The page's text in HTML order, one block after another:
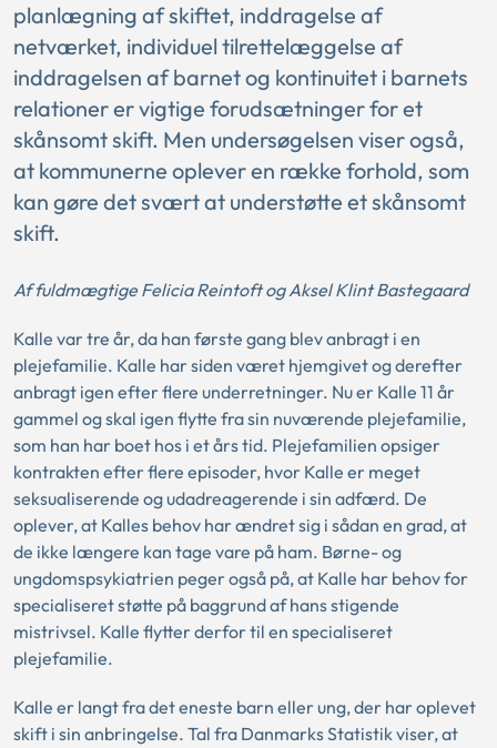
planlægning af skiftet, inddragelse af
netværket, individuel tilrettelæggelse af
inddragelsen af barnet og kontinuitet i barnets
relationer er vigtige forudsætninger for et
skånsomt skift. Men undersøgelsen viser også,
at kommunerne oplever en række forhold, som
kan gøre det svært at understøtte et skånsomt
skift.
Af fuldmægtige Felicia Reintoft og Aksel Klint Bastegaard
Kalle var tre år, da han første gang blev anbragt i en
plejefamilie. Kalle har siden været hjemgivet og derefter
anbragt igen efter flere underretninger. Nu er Kalle 11 år
gammel og skal igen flytte fra sin nuværende plejefamilie,
som han har boet hos i et års tid. Plejefamilien opsiger
kontrakten efter flere episoder, hvor Kalle er meget
seksualiserende og udadreagerende i sin adfærd. De
oplever, at Kalles behov har ændret sig i sådan en grad, at
de ikke længere kan tage vare på ham. Børne- og
ungdomspsykiatrien peger også på, at Kalle har behov for
specialiseret støtte på baggrund af hans stigende
mistrivsel. Kalle flytter derfor til en specialiseret
plejefamilie.
Kalle er langt fra det eneste barn eller ung, der har oplevet
skift i sin anbringelse. Tal fra Danmarks Statistik viser, at